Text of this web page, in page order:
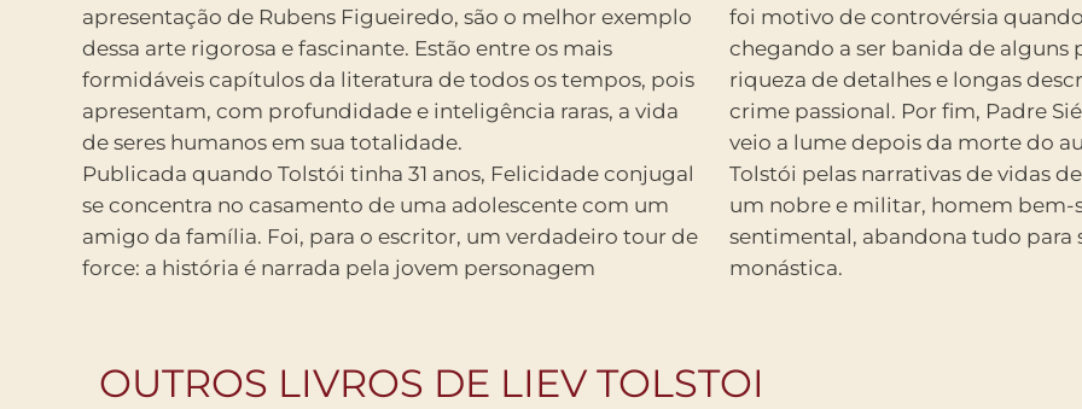
apresentação de Rubens Figueiredo, são o melhor exemplo
dessa arte rigorosa e fascinante. Estão entre os mais
formidáveis capítulos da literatura de todos os tempos, pois
apresentam, com profundidade e inteligência raras, a vida
de seres humanos em sua totalidade.
Publicada quando Tolstói tinha 31 anos, Felicidade conjugal
se concentra no casamento de uma adolescente com um
amigo da família. Foi, para o escritor, um verdadeiro tour de
force: a história é narrada pela jovem personagem
foi motivo de controvérsia
chegando a ser banida de alguns
riqueza de detalhes e longas
crime passional. Por fim, Padre
veio a lume depois da morte do
Tolstói pelas narrativas de vidas de santos. O protagonista,
um nobre e militar, homem bem-sucedido também na vida
sentimental, abandona tudo para se dedicar à vida
monástica.
OUTROS LIVROS DE LIEV TOLSTOI